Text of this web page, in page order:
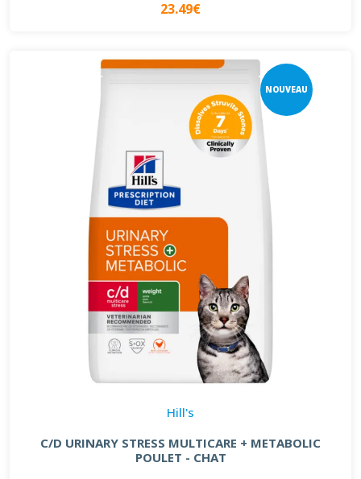
23.49€
NOUVEAU
Hill's
C/D URINARY STRESS MULTICARE + METABOLIC
POULET - CHAT